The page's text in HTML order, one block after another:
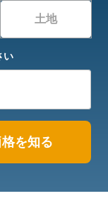
土地
い
を知る